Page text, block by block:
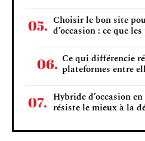
Choisir le bon site
d’occasion : ce que
Ce qui différencie
plateformes entre
Hybride d’occasion
résiste le mieux à la